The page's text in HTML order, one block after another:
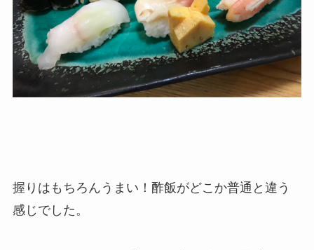
握りはもちろんうまい！酢飯がどこか普通と違う
感じでした。